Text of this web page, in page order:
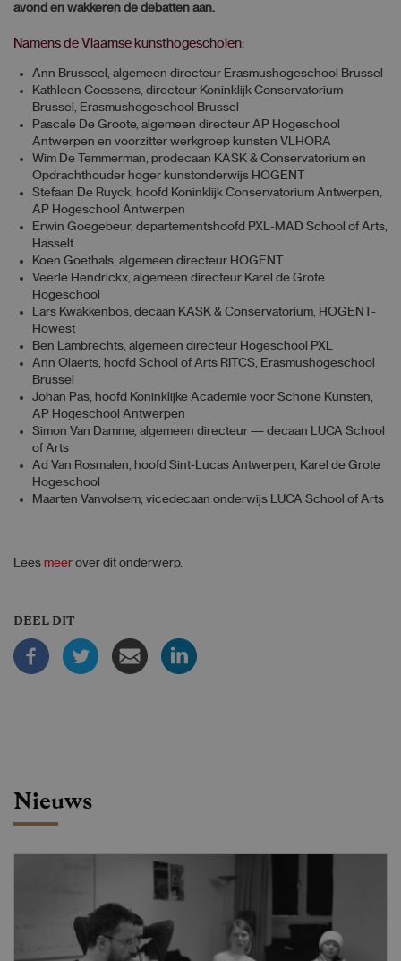
avond en wakkeren de debatten aan.
Namens de Vlaamse kunsthogescholen:
Ann Brusseel, algemeen directeur Erasmushogeschool Brussel
Kathleen Coessens, directeur Koninklijk Conservatorium
Brussel, Erasmushogeschool Brussel
Pascale De Groote, algemeen directeur AP Hogeschool
Antwerpen en voorzitter werkgroep kunsten VLHORA
Wim De Temmerman, prodecaan KASK & Conservatorium en
Opdrachthouder hoger kunstonderwijs HOGENT
Stefaan De Ruyck, hoofd Koninklijk Conservatorium Antwerpen,
AP Hogeschool Antwerpen
Erwin Goegebeur, departementshoofd PXL-MAD School of Arts,
Hasselt.
Koen Goethals, algemeen directeur HOGENT
Veerle Hendrickx, algemeen directeur Karel de Grote
Hogeschool
Lars Kwakkenbos, decaan KASK & Conservatorium, HOGENT-
Howest
Ben Lambrechts, algemeen directeur Hogeschool PXL
Ann Olaerts, hoofd School of Arts RITCS, Erasmushogeschool
Brussel
Johan Pas, hoofd Koninklijke Academie voor Schone Kunsten,
AP Hogeschool Antwerpen
Simon Van Damme, algemeen directeur — decaan LUCA School
of Arts
Ad Van Rosmalen, hoofd Sint-Lucas Antwerpen, Karel de Grote
Hogeschool
Maarten Vanvolsem, vicedecaan onderwijs LUCA School of Arts
Lees meer over dit onderwerp.
DEEL DIT
Nieuws